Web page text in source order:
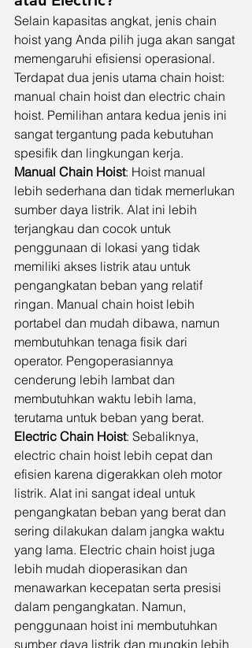
Selain kapasitas angkat, jenis chain
hoist yang Anda pilih juga akan sangat
memengaruhi efisiensi operasional.
Terdapat dua jenis utama chain hoist:
manual chain hoist dan electric chain
hoist. Pemilihan antara kedua jenis ini
sangat tergantung pada kebutuhan
spesifik dan lingkungan kerja.
Manual Chain Hoist: Hoist manual
lebih sederhana dan tidak memerlukan
sumber daya listrik. Alat ini lebih
terjangkau dan cocok untuk
penggunaan di lokasi yang tidak
memiliki akses listrik atau untuk
pengangkatan beban yang relatif
ringan. Manual chain hoist lebih
portabel dan mudah dibawa, namun
membutuhkan tenaga fisik dari
operator. Pengoperasiannya
cenderung lebih lambat dan
membutuhkan waktu lebih lama,
terutama untuk beban yang berat.
Electric Chain Hoist: Sebaliknya,
electric chain hoist lebih cepat dan
efisien karena digerakkan oleh motor
listrik. Alat ini sangat ideal untuk
pengangkatan beban yang berat dan
sering dilakukan dalam jangka waktu
yang lama. Electric chain hoist juga
lebih mudah dioperasikan dan
menawarkan kecepatan serta presisi
dalam pengangkatan. Namun,
penggunaan hoist ini membutuhkan
sumber daya listrik dan mungkin lebih